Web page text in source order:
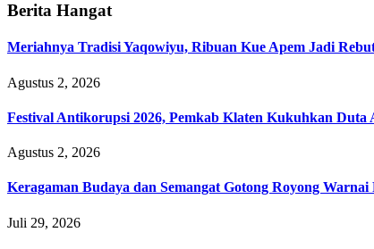
Berita Hangat
Meriahnya Tradisi Yaqowiyu, Ribuan Kue Apem Jadi
Agustus 2, 2026
Festival Antikorupsi 2026, Pemkab Klaten Kukuhkan Duta
Agustus 2, 2026
Keragaman Budaya dan Semangat Gotong Royong
Juli 29, 2026